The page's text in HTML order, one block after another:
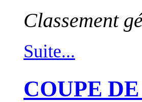
Classement
Suite...
COUPE